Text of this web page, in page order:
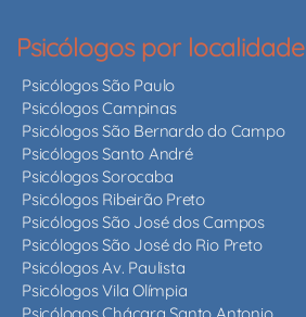
Psicólogos por localidade
Psicólogos São Paulo
Psicólogos Campinas
Psicólogos São Bernardo do Campo
Psicólogos Santo André
Psicólogos Sorocaba
Psicólogos Ribeirão Preto
Psicólogos São José dos Campos
Psicólogos São José do Rio Preto
Psicólogos Av. Paulista
Psicólogos Vila Olímpia